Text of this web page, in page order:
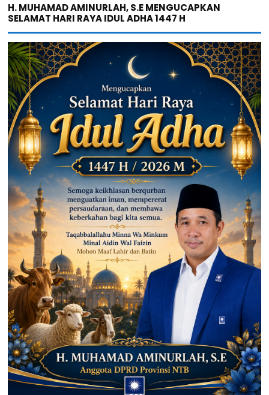
H. MUHAMAD AMINURLAH, S.E MENGUCAPKAN
SELAMAT HARI RAYA IDUL ADHA 1447 H